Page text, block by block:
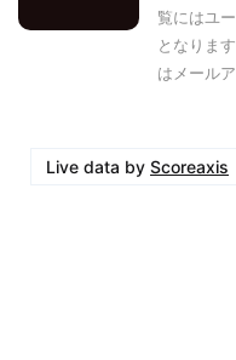
覧にはユ
となりま
はメール
Live data by Scoreaxis